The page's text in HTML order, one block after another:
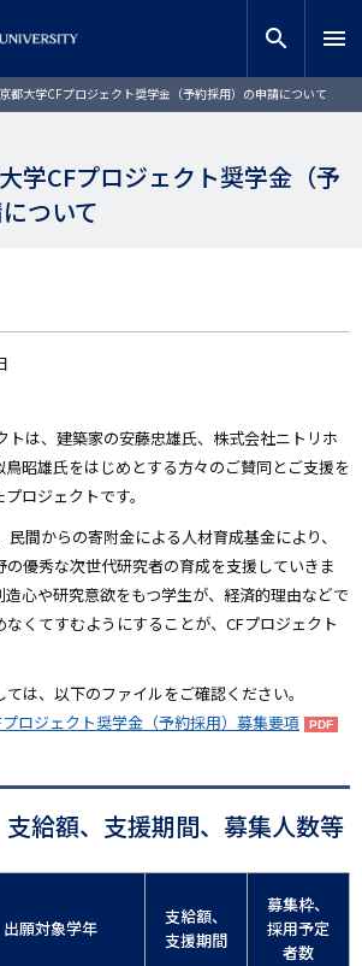
サイト内検索
検索
search menu
都大学CFプロジェクト奨学金（予約採用）の申請について
学CFプロジェクト奨学金（予
ついて
トは、建築家の安藤忠雄氏、株式会社ニトリホ
昭雄氏をはじめとする方々のご賛同とご支援を
ロジェクトです。
間からの寄附金による人材育成基金により、
優秀な次世代研究者の育成を支援していきま
心や研究意欲をもつ学生が、経済的理由などで
くてすむようにすることが、CFプロジェクト
は、以下のファイルをご確認ください。
ロジェクト奨学金（予約採用）募集要項
支給額、支援期間、募集人数等
出願対象学年
支給額、
支援期間
募集枠、
採用予定
者数